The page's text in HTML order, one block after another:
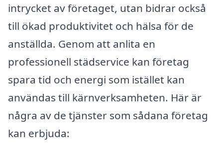
intrycket av företaget, utan bidrar också
till ökad produktivitet och hälsa för de
anställda. Genom att anlita en
professionell städservice kan företag
spara tid och energi som istället kan
användas till kärnverksamheten. Här är
några av de tjänster som sådana företag
kan erbjuda: